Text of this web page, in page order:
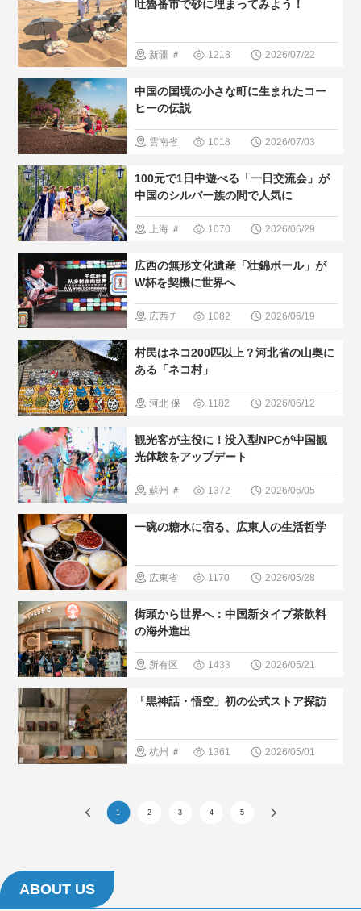
すめ ＃人
吐魯番市で砂に埋まってみよう！
新疆 ＃
すめ ＃現
地の暮らし
の少数民族
＃人間と大
自然
1218 2026/07/22
中国の国境の小さな町に生まれたコー
ヒーの伝説
雲南省
ルメ ＃人
気・おすす
の暮らし方
＃中国の少
数民族
1018 2026/07/03
100元で1日中遊べる「一日交流会」が
中国のシルバー族の間で人気に
上海 ＃
ト ＃人
気・おすす
の暮らし方
1070 2026/06/29
広西の無形文化遺産「壮錦ボール」が
W杯を契機に世界へ
広西チ
区 ＃無形
文化遺産
すすめ ＃
現地の暮ら
し方 ＃中
1082 2026/06/19
村民はネコ200匹以上？河北省の山奥に
ある「ネコ村」
河北 保
ト ＃人
気・おすす
の暮らし方
自然
1182 2026/06/12
観光客が主役に！没入型NPCが中国観
光体験をアップデート
蘇州 ＃
スポット
すすめ
1372 2026/06/05
一碗の糖水に宿る、広東人の生活哲学
広東省
ルメ ＃人
気・おすす
の暮らし方
1170 2026/05/28
街頭から世界へ：中国新タイプ茶飲料
の海外進出
所有区
＃人気・お
し方
1433 2026/05/21
「黒神話・悟空」初の公式ストア探訪
杭州 ＃ 1361 2026/05/01
1 2 3 4 5
ABOUT US